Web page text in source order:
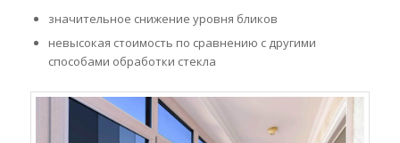
значительное снижение уровня бликов
невысокая стоимость по сравнению с другими
способами обработки стекла